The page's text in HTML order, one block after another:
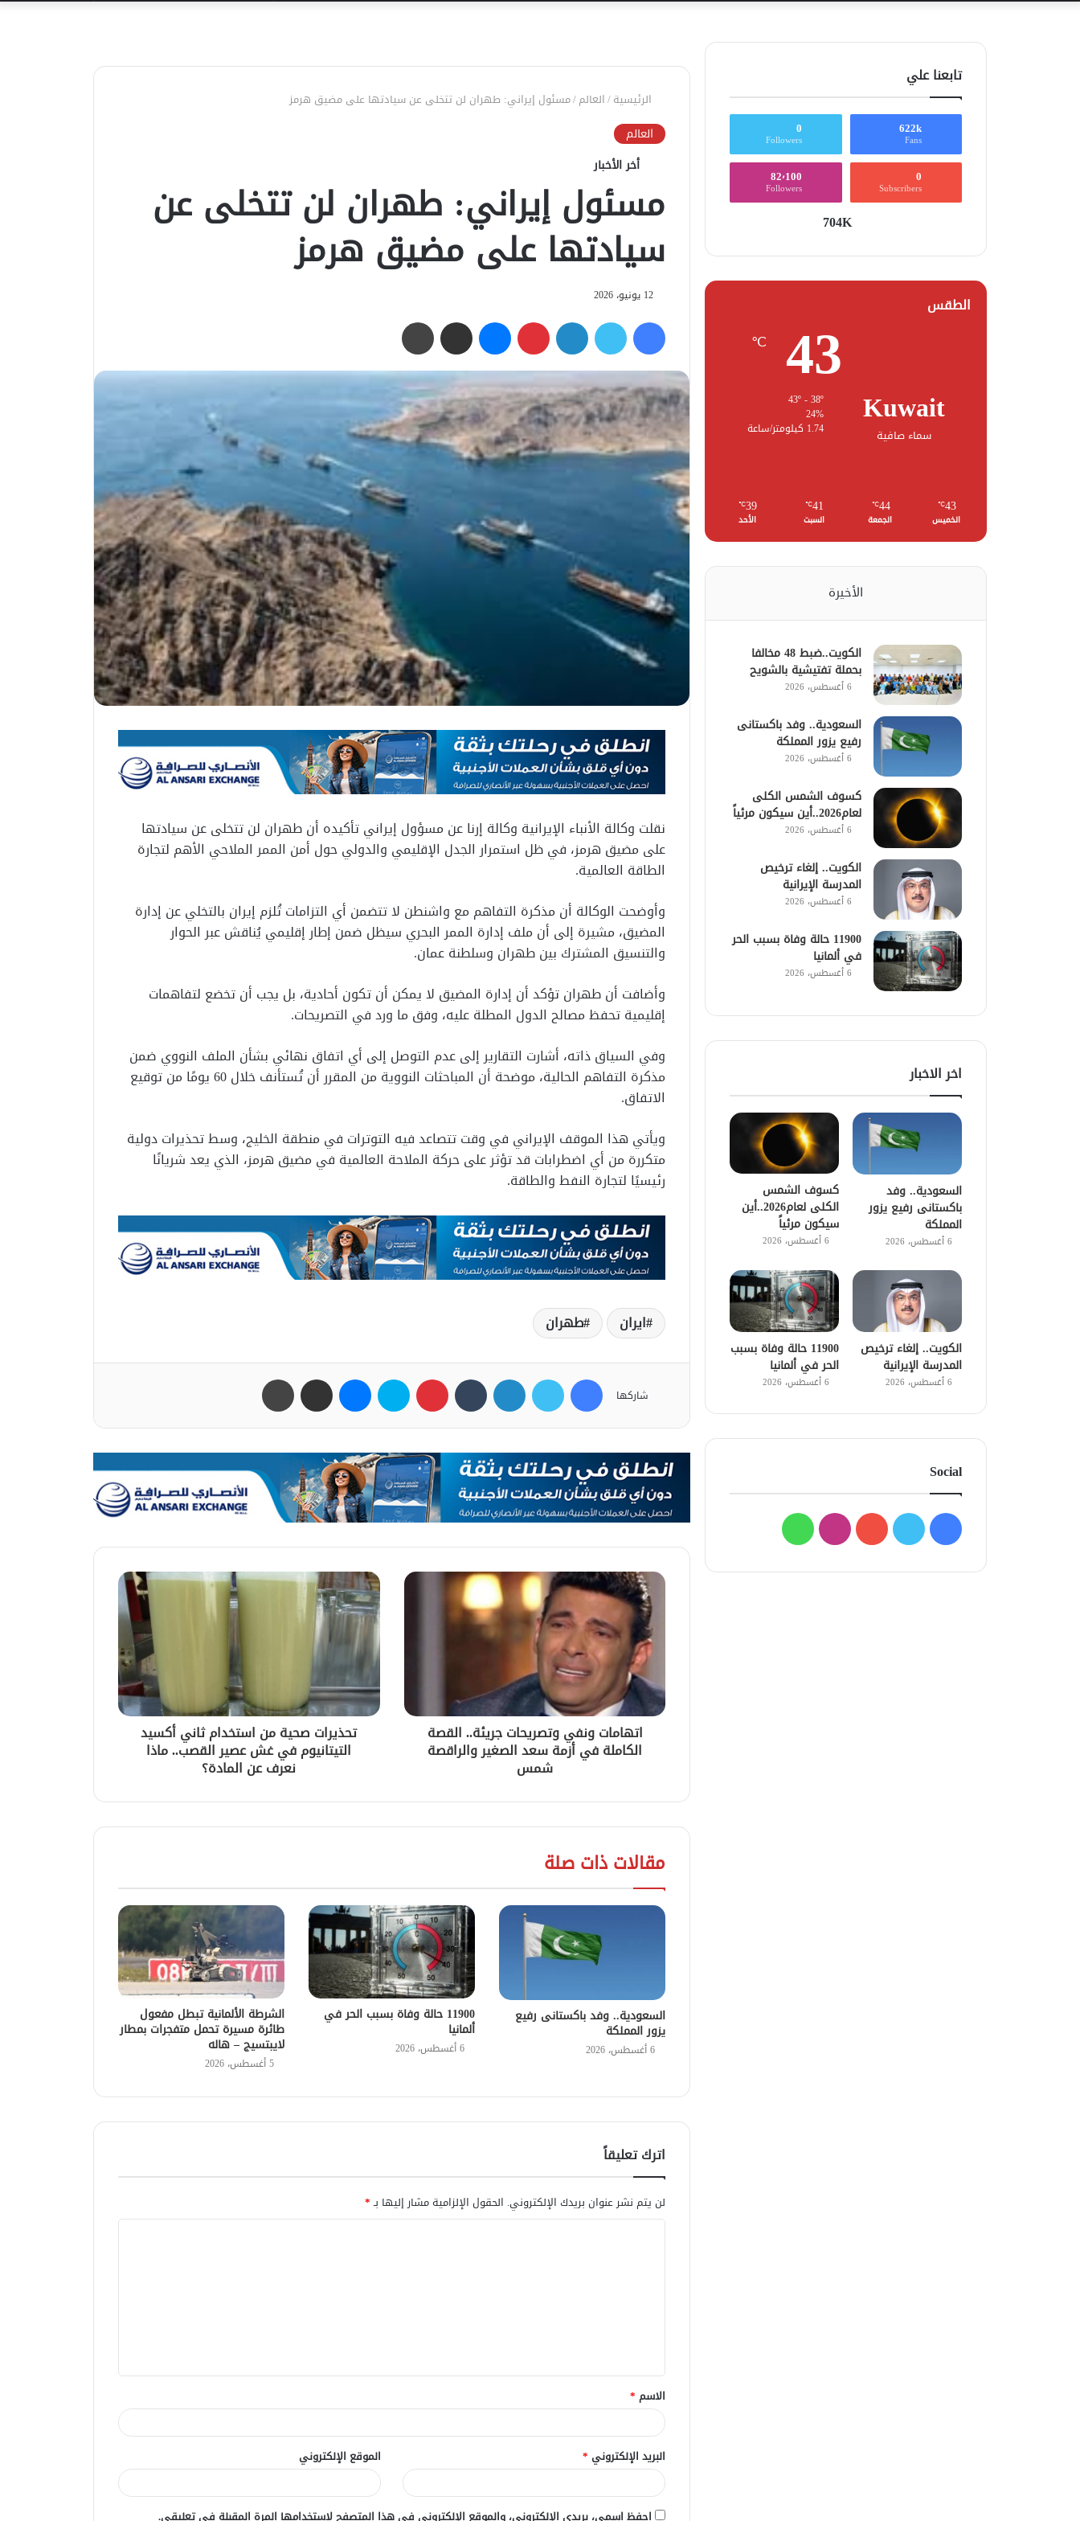
الرئيسية/العالم/مسئول إيراني: طهران لن تتخلى عن سيادتها على مضيق هرمز
العالم
أخر الأخبار
مسئول إيراني: طهران لن تتخلى عن
سيادتها على مضيق هرمز
12 يونيو، 2026
فيسبوك تويتر لينكدإن بينتيريست ماسنجر مشاركة عبر البريد
نقلت وكالة الأنباء الإيرانية وكالة إرنا عن مسؤول إيراني تأكيده أن طهران لن تتخلى عن سيادتها
على مضيق هرمز، في ظل استمرار الجدل الإقليمي والدولي حول أمن الممر الملاحي الأهم لتجارة
الطاقة العالمية.
وأوضحت الوكالة أن مذكرة التفاهم مع واشنطن لا تتضمن أي التزامات تُلزم إيران بالتخلي عن إدارة
المضيق، مشيرة إلى أن ملف إدارة الممر البحري سيظل ضمن إطار إقليمي يُناقش عبر الحوار
والتنسيق المشترك بين طهران وسلطنة عمان.
وأضافت أن طهران تؤكد أن إدارة المضيق لا يمكن أن تكون أحادية، بل يجب أن تخضع لتفاهمات
إقليمية تحفظ مصالح الدول المطلة عليه، وفق ما ورد في التصريحات.
وفي السياق ذاته، أشارت التقارير إلى عدم التوصل إلى أي اتفاق نهائي بشأن الملف النووي ضمن
مذكرة التفاهم الحالية، موضحة أن المباحثات النووية من المقرر أن تُستأنف خلال 60 يومًا من توقيع
الاتفاق.
ويأتي هذا الموقف الإيراني في وقت تتصاعد فيه التوترات في منطقة الخليج، وسط تحذيرات دولية
متكررة من أي اضطرابات قد تؤثر على حركة الملاحة العالمية في مضيق هرمز، الذي يعد شريانًا
رئيسيًا لتجارة النفط والطاقة.
ايران طهران
شاركها
فيسبوك تويتر لينكدإن بينتيريست سكايب ماسنجر مشاركة عبر البريد
اتهامات ونفي وتصريحات جريئة.. القصة
الكاملة في أزمة سعد الصغير والراقصة
شمس
تحذيرات صحية من استخدام ثاني أكسيد
التيتانيوم في غش عصير القصب.. ماذا
نعرف عن المادة؟
مقالات ذات صلة
السعودية.. وفد باكستانى رفيع
يزور المملكة
6 أغسطس، 2026
11900 حالة وفاة بسبب الحر في
ألمانيا
6 أغسطس، 2026
الشرطة الألمانية تبطل مفعول
طائرة مسيرة تحمل متفجرات بمطار
لايبتسيج – هاله
5 أغسطس، 2026
اترك تعليقاً
لن يتم نشر عنوان بريدك الإلكتروني. الحقول الإلزامية مشار إليها بـ*
ق
*
الاسم *
البريد الإلكتروني * الموقع الإلكتروني
احفظ اسمي، بريدي الإلكتروني، والموقع الإلكتروني في هذا المتصفح لاستخدامها المرة المقبلة في تعليقي.
تابعنا علي
622k
Fans
0
Followers
0
Subscribers
82٬100
Followers
704K
الطقس
Kuwait
سماء صافية
43
℃
43º - 38º
24%
1.74 كيلومتر/ساعة
43
℃
الخميس
44
℃
الجمعة
41
℃
السبت
39
℃
الأحد
الأخيرة
الكويت..ضبط 48 مخالفا
بحملة تفتيشية بالشويح
6 أغسطس، 2026
السعودية.. وفد باكستانى
رفيع يزور المملكة
6 أغسطس، 2026
كسوف الشمس الكلى
لعام2026..أين سيكون مرئياً
6 أغسطس، 2026
الكويت.. إلغاء ترخيص
المدرسة الإيرانية
6 أغسطس، 2026
11900 حالة وفاة بسبب الحر
في ألمانيا
6 أغسطس، 2026
اخر الاخبار
السعودية.. وفد
باكستانى رفيع يزور
المملكة
6 أغسطس، 2026
كسوف الشمس
الكلى لعام2026..أين
سيكون مرئياً
6 أغسطس، 2026
الكويت.. إلغاء ترخيص
المدرسة الإيرانية
6 أغسطس، 2026
11900 حالة وفاة بسبب
الحر في ألمانيا
6 أغسطس، 2026
Social
فيسبوك
تويتر يوتيوبانستقرامواتساب